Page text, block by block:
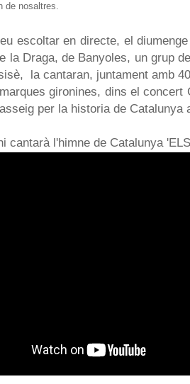
de nosaltres.
escoltar en directe, el
la Draga, de Banyoles, un grup
la cantaran, juntament amb
gironines, dins el concert
per la historia de
cantarà l'himne de Catalunya